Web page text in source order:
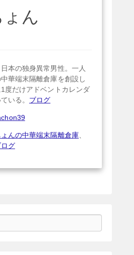
ん
本の独身異常男性。一人
華端末隔離倉庫を創設し
度だけアドベントカレンダ
いる。 ブログ
んの中華端末隔離倉庫、
グ